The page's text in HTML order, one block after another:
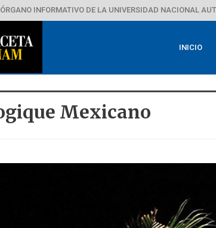
ÓRGANO INFORMATIVO DE LA UNIVERSIDAD NACIONAL
INICIO
Mexicano